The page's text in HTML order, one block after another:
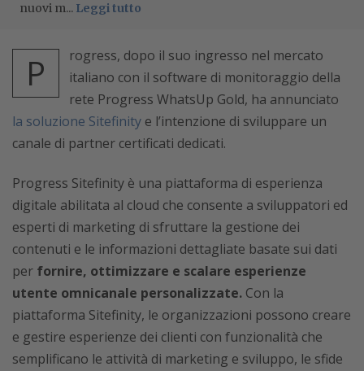
nuovi m... Leggi tutto
P
rogress, dopo il suo ingresso nel mercato
italiano con il software di monitoraggio della
rete Progress WhatsUp Gold, ha annunciato
la soluzione Sitefinity e l’intenzione di sviluppare un
canale di partner certificati dedicati.
Progress Sitefinity è una piattaforma di esperienza
digitale abilitata al cloud che consente a sviluppatori ed
esperti di marketing di sfruttare la gestione dei
contenuti e le informazioni dettagliate basate sui dati
per fornire, ottimizzare e scalare esperienze
utente omnicanale personalizzate. Con la
piattaforma Sitefinity, le organizzazioni possono creare
e gestire esperienze dei clienti con funzionalità che
semplificano le attività di marketing e sviluppo, le sfide